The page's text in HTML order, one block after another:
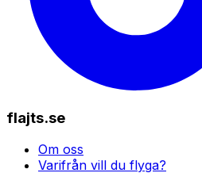
flajts.se
Om oss
Varifrån vill du flyga?